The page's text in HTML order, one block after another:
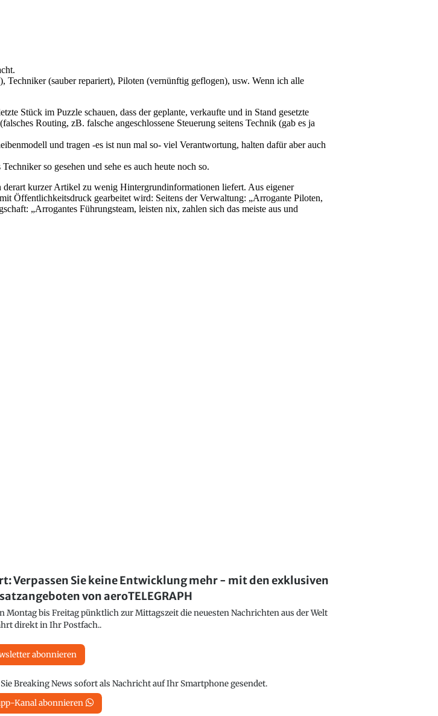
Verpassen Sie keine Entwicklung mehr - mit den exklusiven
von aeroTELEGRAPH
bis Freitag pünktlich zur Mittagszeit die neuesten Nachrichten aus der Welt
direkt in Ihr Postfach..
abonnieren
Breaking News sofort als Nachricht auf Ihr Smartphone gesendet.
Kanal abonnieren